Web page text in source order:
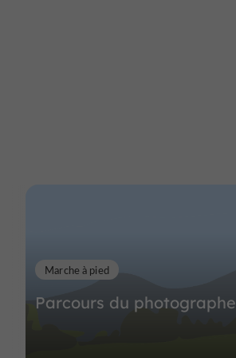
Parcours du photographe
Marche à pied